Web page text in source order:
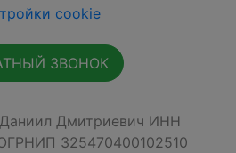
cookie
ЗВОНОК
Дмитриевич ИНН
325470400102510